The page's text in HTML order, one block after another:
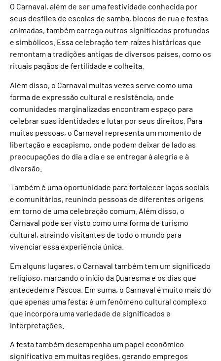
O Carnaval, além de ser uma festividade conhecida por
seus desfiles de escolas de samba, blocos de rua e festas
animadas, também carrega outros significados profundos
e simbólicos. Essa celebração tem raízes históricas que
remontam a tradições antigas de diversos países, como os
rituais pagãos de fertilidade e colheita.
Além disso, o Carnaval muitas vezes serve como uma
forma de expressão cultural e resistência, onde
comunidades marginalizadas encontram espaço para
celebrar suas identidades e lutar por seus direitos. Para
muitas pessoas, o Carnaval representa um momento de
libertação e escapismo, onde podem deixar de lado as
preocupações do dia a dia e se entregar à alegria e à
diversão.
Também é uma oportunidade para fortalecer laços sociais
e comunitários, reunindo pessoas de diferentes origens
em torno de uma celebração comum. Além disso, o
Carnaval pode ser visto como uma forma de turismo
cultural, atraindo visitantes de todo o mundo para
vivenciar essa experiência única.
Em alguns lugares, o Carnaval também tem um significado
religioso, marcando o início da Quaresma e os dias que
antecedem a Páscoa. Em suma, o Carnaval é muito mais do
que apenas uma festa; é um fenômeno cultural complexo
que incorpora uma variedade de significados e
interpretações.
A festa também desempenha um papel econômico
significativo em muitas regiões, gerando empregos